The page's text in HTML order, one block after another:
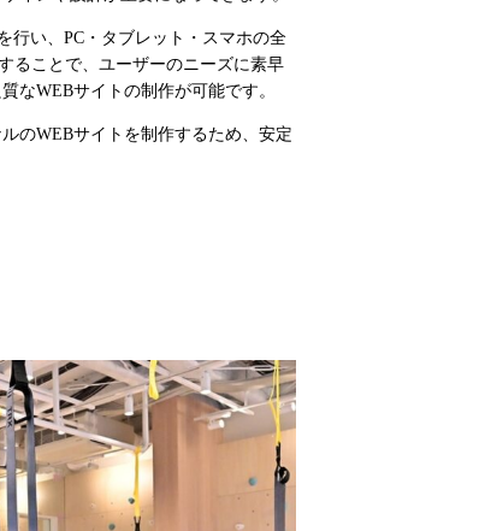
行い、PC・タブレット・スマホの全
ることで、ユーザーのニーズに素早
なWEBサイトの制作が可能です。
のWEBサイトを制作するため、安定